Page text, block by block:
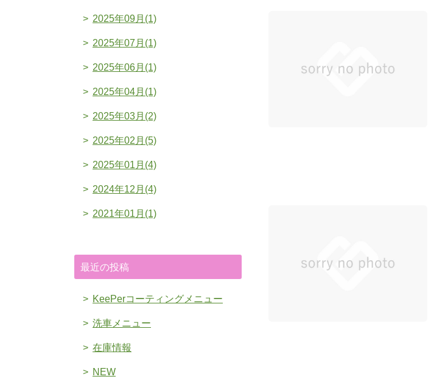
2025年09月(1)
2025年07月(1)
2025年06月(1)
2025年04月(1)
2025年03月(2)
2025年02月(5)
2025年01月(4)
2024年12月(4)
2021年01月(1)
最近の投稿
KeePerコーティングメニュー
洗車メニュー
在庫情報
NEW